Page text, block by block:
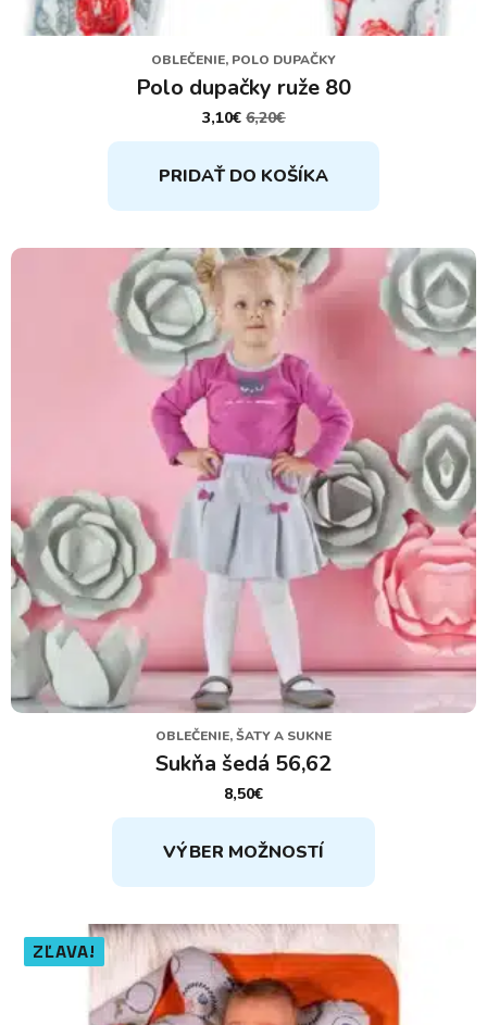
OBLEČENIE, POLO DUPAČKY
Polo dupačky ruže 80
6,20€
PÔVODNÁ
CENA
6,20€.
3,10€ AKTUÁLNA
CENA
3,10€.
PRIDAŤ DO KOŠÍKA
OBLEČENIE, ŠATY A SUKNE
Sukňa šedá 56,62
8,50€
VÝBER MOŽNOSTÍ
Tento
produkt
má
variantov.
Možnosti
si
môžete
ZĽAVA!